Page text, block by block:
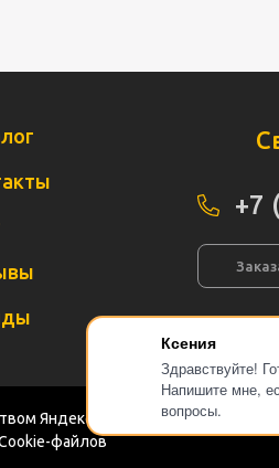
Ксения
Здравствуйте!
Напишите мне,
вопросы.
Яндекс.Метрика в соответствии
файлов
+7
Карта сайта